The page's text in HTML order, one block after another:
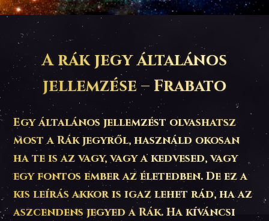
A rák jegy általános
jellemzése – Frabato
Egy általános jellemzést olvashatsz
most a Rák jegyről, használd okosan
ha te is az vagy, vagy a kedvesed, vagy
egy fontos ember az életedben. De ez a
kis leírás akkor is igaz lehet rád, ha az
aszcendens jegyed a Rák. Ha kíváncsi